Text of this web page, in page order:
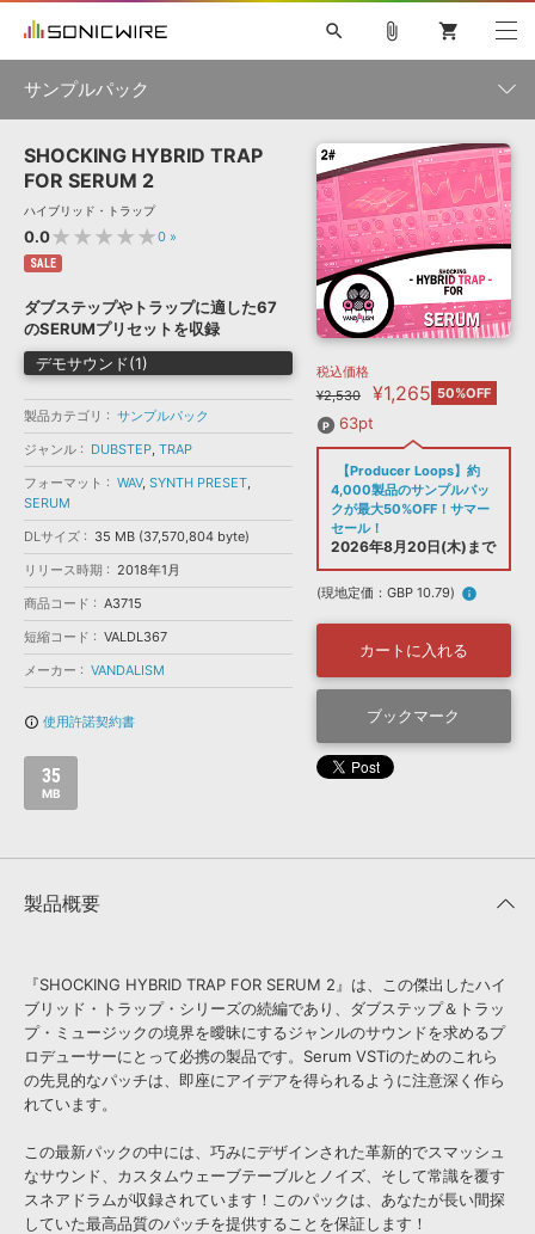
ソフト音源 »
プラグイン・エフェクト »
サンプルパック »
ソフトウェア／ツール »
DAW »
効果音 »
BGM »
キャンペーン »
特集 »
ニュースレター »
SONICWIREブログ »
製品サポート情報 »
DTMガイド »
FAQ »
お問い合わせ »
音楽カード
楽曲配信流通サービス
無償のサウンド管理ソフト
次世代型 ボーカル・エディタ
APS 映像のBGM・セリフを音声分離
SLS
search
初音ミク NT 鏡音リン・レン V4X 巡音ルカ V4X
MEIKO V3
KAITO V3
VOCALOID TOONTRACK
SPITFIRE AUDIO
VIENNA
EZ DRUMMER 3
ライセンスフリーBGM
ボーカル抜き出し
DUBSTEP
MUTANT
ROUTER.FM
SONOCA
ソフト音源 プラグイン・エフェクト
ソフトウェア／ツール 効果音
attach_file shopping_cart
サンプルパック
製品一覧
ジャンル
フォーマット
ランキング
SHOCKING HYBRID TRAP
FOR SERUM 2
ハイブリッド・トラップ
0.0★★★★★0 »
SALE
ダブステップやトラップに適した67
のSERUMプリセットを収録
デモサウンド(1)
製品カテゴリ
サンプルパック
ジャンル
DUBSTEP, TRAP
フォーマット
WAV, SYNTH PRESET,
SERUM
DLサイズ
35 MB (37,570,804 byte)
リリース時期
2018年1月
商品コード
A3715
短縮コード
VALDL367
メーカー
VANDALISM
info_outline 使用許諾契約書
35
MB
税込価格
¥2,530
¥1,265 50%OFF
63pt
【Producer Loops】約
4,000製品のサンプルパッ
クが最大50%OFF！サマー
セール！
2026年8月20日(木)まで
(現地定価：GBP 10.79) info
カートに入れる
ブックマーク
製品概要
『SHOCKING HYBRID TRAP FOR SERUM 2』は、この傑出したハイ
ブリッド・トラップ・シリーズの続編であり、ダブステップ＆トラッ
プ・ミュージックの境界を曖昧にするジャンルのサウンドを求めるプ
ロデューサーにとって必携の製品です。Serum VSTiのためのこれら
の先見的なパッチは、即座にアイデアを得られるように注意深く作ら
れています。
この最新パックの中には、巧みにデザインされた革新的でスマッシュ
なサウンド、カスタムウェーブテーブルとノイズ、そして常識を覆す
スネアドラムが収録されています！このパックは、あなたが長い間探
していた最高品質のパッチを提供することを保証します！